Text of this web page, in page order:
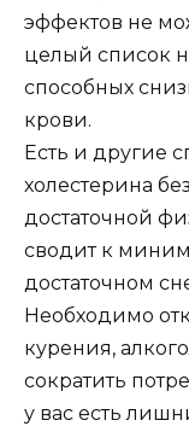
эффектов не
целый список
способных
крови.
Есть и другие
холестерина
достаточной
сводит к
достаточном
Необходимо
курения,
сократить
у вас есть